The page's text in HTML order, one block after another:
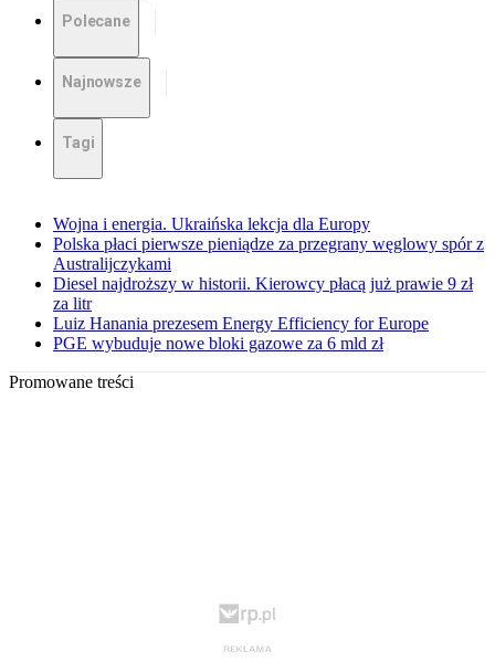
Polecane
Najnowsze
Tagi
Wojna i energia. Ukraińska lekcja dla Europy
Polska płaci pierwsze pieniądze za przegrany węglowy spór z
Australijczykami
Diesel najdroższy w historii. Kierowcy płacą już prawie 9 zł
za litr
Luiz Hanania prezesem Energy Efficiency for Europe
PGE wybuduje nowe bloki gazowe za 6 mld zł
Promowane treści